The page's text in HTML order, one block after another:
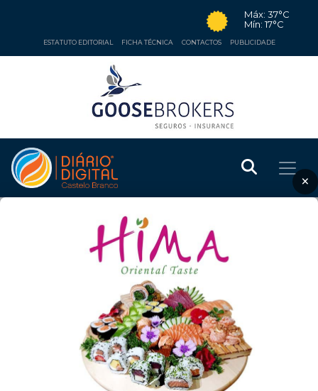
Máx: 37°C
Mín: 17°C
ESTATUTO EDITORIAL FICHA TÉCNICA CONTACTOS PUBLICIDADE
×
14 de novembro de 2011